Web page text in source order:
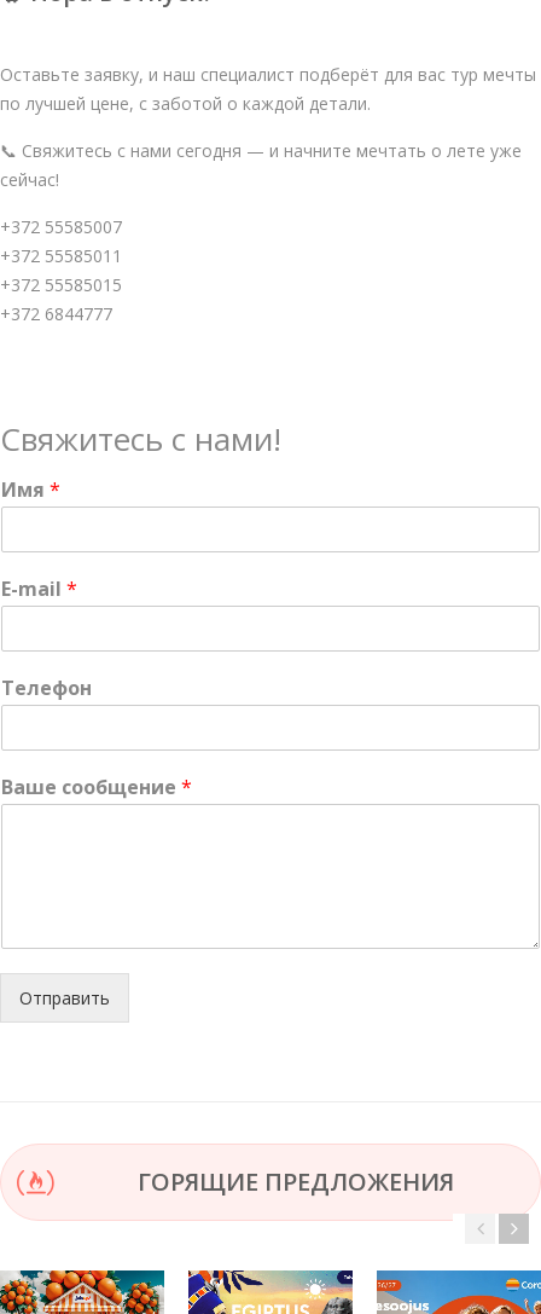
Оставьте заявку, и наш специалист подберёт для вас тур мечты
по лучшей цене, с заботой о каждой детали.
📞 Свяжитесь с нами сегодня — и начните мечтать о лете уже
сейчас!
+372 55585007
+372 55585011
+372 55585015
+372 6844777
Свяжитесь с нами!
Имя *
E-mail *
Телефон
Ваше сообщение *
Отправить
ГОРЯЩИЕ ПРЕДЛОЖЕНИЯ